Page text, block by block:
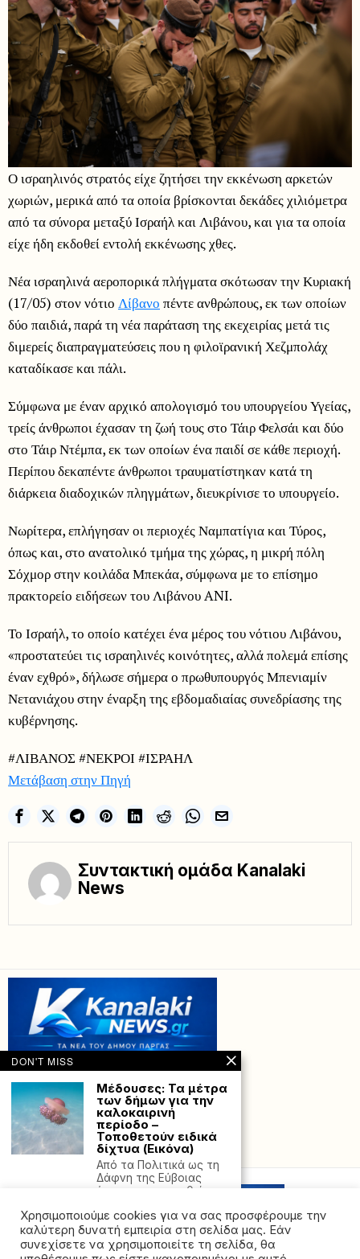
Ο ισραηλινός στρατός είχε ζητήσει την εκκένωση αρκετών
χωριών, μερικά από τα οποία βρίσκονται δεκάδες χιλιόμετρα
από τα σύνορα μεταξύ Ισραήλ και Λιβάνου, και για τα οποία
είχε ήδη εκδοθεί εντολή εκκένωσης χθες.
Νέα ισραηλινά αεροπορικά πλήγματα σκότωσαν την Κυριακή
(17/05) στον νότιο Λίβανο πέντε ανθρώπους, εκ των οποίων
δύο παιδιά, παρά τη νέα παράταση της εκεχειρίας μετά τις
διμερείς διαπραγματεύσεις που η φιλοϊρανική Χεζμπολάχ
καταδίκασε και πάλι.
Σύμφωνα με έναν αρχικό απολογισμό του υπουργείου Υγείας,
τρείς άνθρωποι έχασαν τη ζωή τους στο Τάιρ Φελσάι και δύο
στο Τάιρ Ντέμπα, εκ των οποίων ένα παιδί σε κάθε περιοχή.
Περίπου δεκαπέντε άνθρωποι τραυματίστηκαν κατά τη
διάρκεια διαδοχικών πληγμάτων, διευκρίνισε το υπουργείο.
Νωρίτερα, επλήγησαν οι περιοχές Ναμπατίγια και Τύρος,
όπως και, στο ανατολικό τμήμα της χώρας, η μικρή πόλη
Σόχμορ στην κοιλάδα Μπεκάα, σύμφωνα με το επίσημο
πρακτορείο ειδήσεων του Λιβάνου ANI.
Το Ισραήλ, το οποίο κατέχει ένα μέρος του νότιου Λιβάνου,
«προστατεύει τις ισραηλινές κοινότητες, αλλά πολεμά επίσης
έναν εχθρό», δήλωσε σήμερα ο πρωθυπουργός Μπενιαμίν
Νετανιάχου στην έναρξη της εβδομαδιαίας συνεδρίασης της
κυβέρνησης.
#ΛΙΒΑΝΟΣ #ΝΕΚΡΟΙ #ΙΣΡΑΗΛ
Μετάβαση στην Πηγή
Συντακτική ομάδα Kanalaki
News
Powered with by Hostville”)
Χρησιμοποιούμε cookies για να σας προσφέρουμε την
καλύτερη δυνατή εμπειρία στη σελίδα μας. Εάν
συνεχίσετε να χρησιμοποιείτε τη σελίδα, θα
DON'T MISS
Μέδουσες: Τα μέτρα
των δήμων για την
καλοκαιρινή
περίοδο –
Τοποθετούν ειδικά
δίχτυα (Εικόνα)
Από τα Πολιτικά ως τη
Δάφνη της Εύβοιας
έχουν παρατηρηθεί
Ανατροπή με τον
καιρό: Από τα
μπουφάν, στις
παραλίες – Η μέρα